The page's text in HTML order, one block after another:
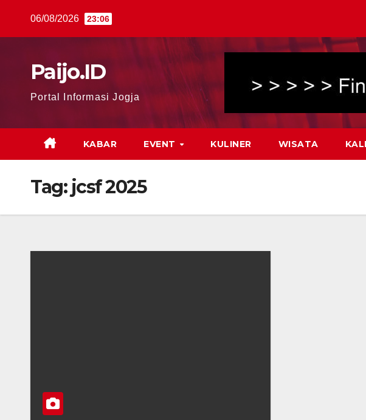
06/08/2026 23:06
Paijo.ID
Portal Informasi Jogja
KABAR EVENT KULINER WISATA
Tag: jcsf 2025